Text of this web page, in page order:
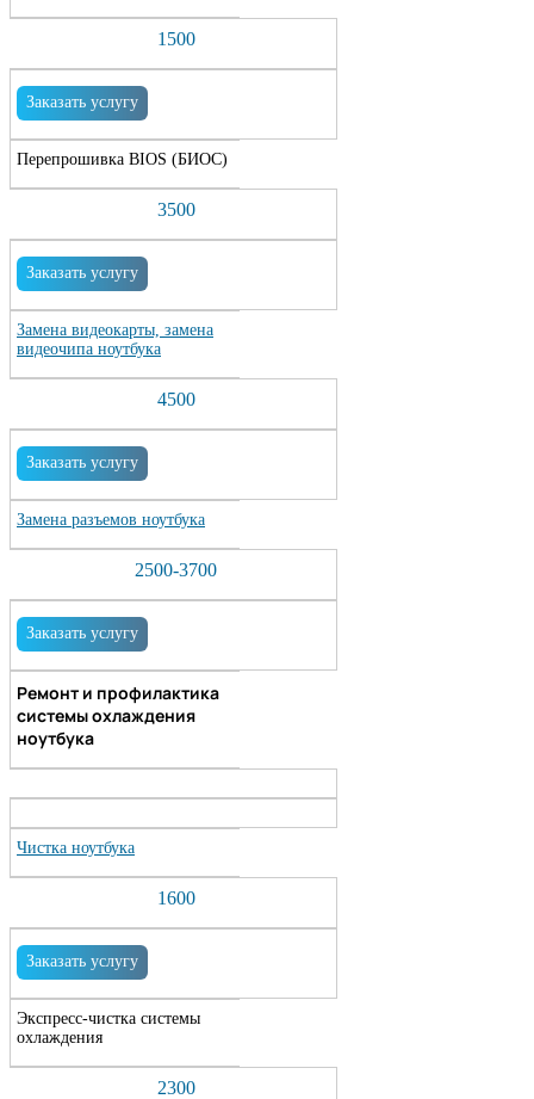
1500
Заказать услугу
Перепрошивка BIOS (БИОС)
3500
Заказать услугу
Замена видеокарты, замена
видеочипа ноутбука
4500
Заказать услугу
Замена разъемов ноутбука
2500-3700
Заказать услугу
Ремонт и профилактика
системы охлаждения
ноутбука
Чистка ноутбука
1600
Заказать услугу
Экспресс-чистка системы
охлаждения
2300